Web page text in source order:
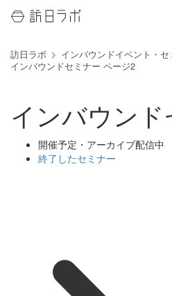
訪日ラボ
インバウンドイベント・
インバウンドセミナー ページ2
インバウンド
開催予定・アーカイブ配信中
終了したセミナー